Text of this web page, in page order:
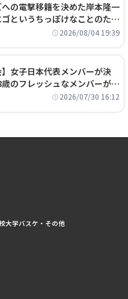
の電撃移籍を決めた岸本隆一
というちっぽけなことのため
ではない」
2026/08/04 19:39
】女子日本代表メンバーが決
のフレッシュなメンバーが日
点を狙う
2026/07/30 16:12
大学バスケ・その他